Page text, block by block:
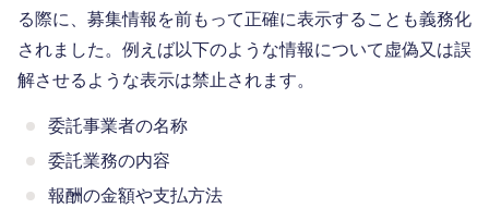
る際に、募集情報を前もって正確に表示することも義務化
されました。例えば以下のような情報について虚偽又は誤
解させるような表示は禁止されます。
委託事業者の名称
委託業務の内容
報酬の金額や支払方法